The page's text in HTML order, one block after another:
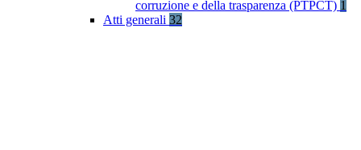
corruzione e della trasparenza (PTPCT) 1
Atti generali 32